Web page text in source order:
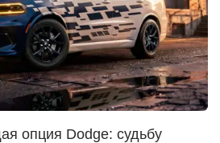
опция Dodge: судьбу